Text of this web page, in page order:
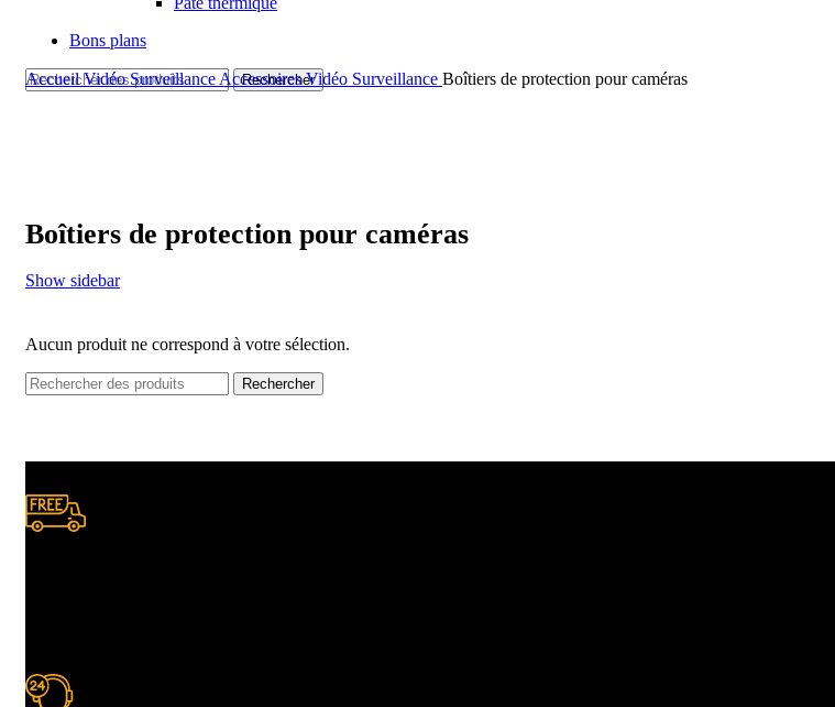
Bons plans
Rechercher
AccueilVidéo Surveillance Accessoires Vidéo Surveillance Boîtiers de protection pour caméras
Boîtiers de protection pour caméras
Show sidebar
Aucun produit ne correspond à votre sélection.
Rechercher